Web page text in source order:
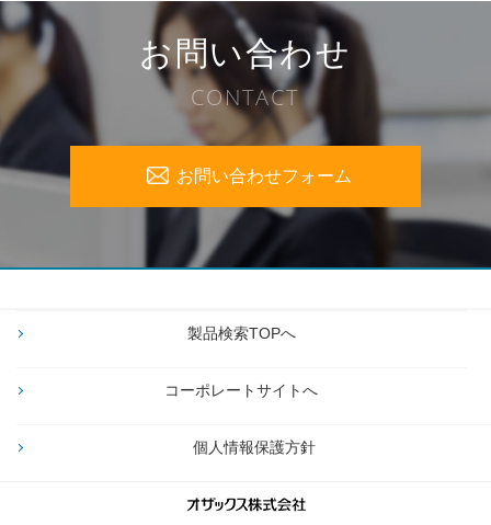
お問い合わせ
CONTACT
お問い合わせフォーム
製品検索TOPへ
コーポレートサイトへ
個人情報保護方針